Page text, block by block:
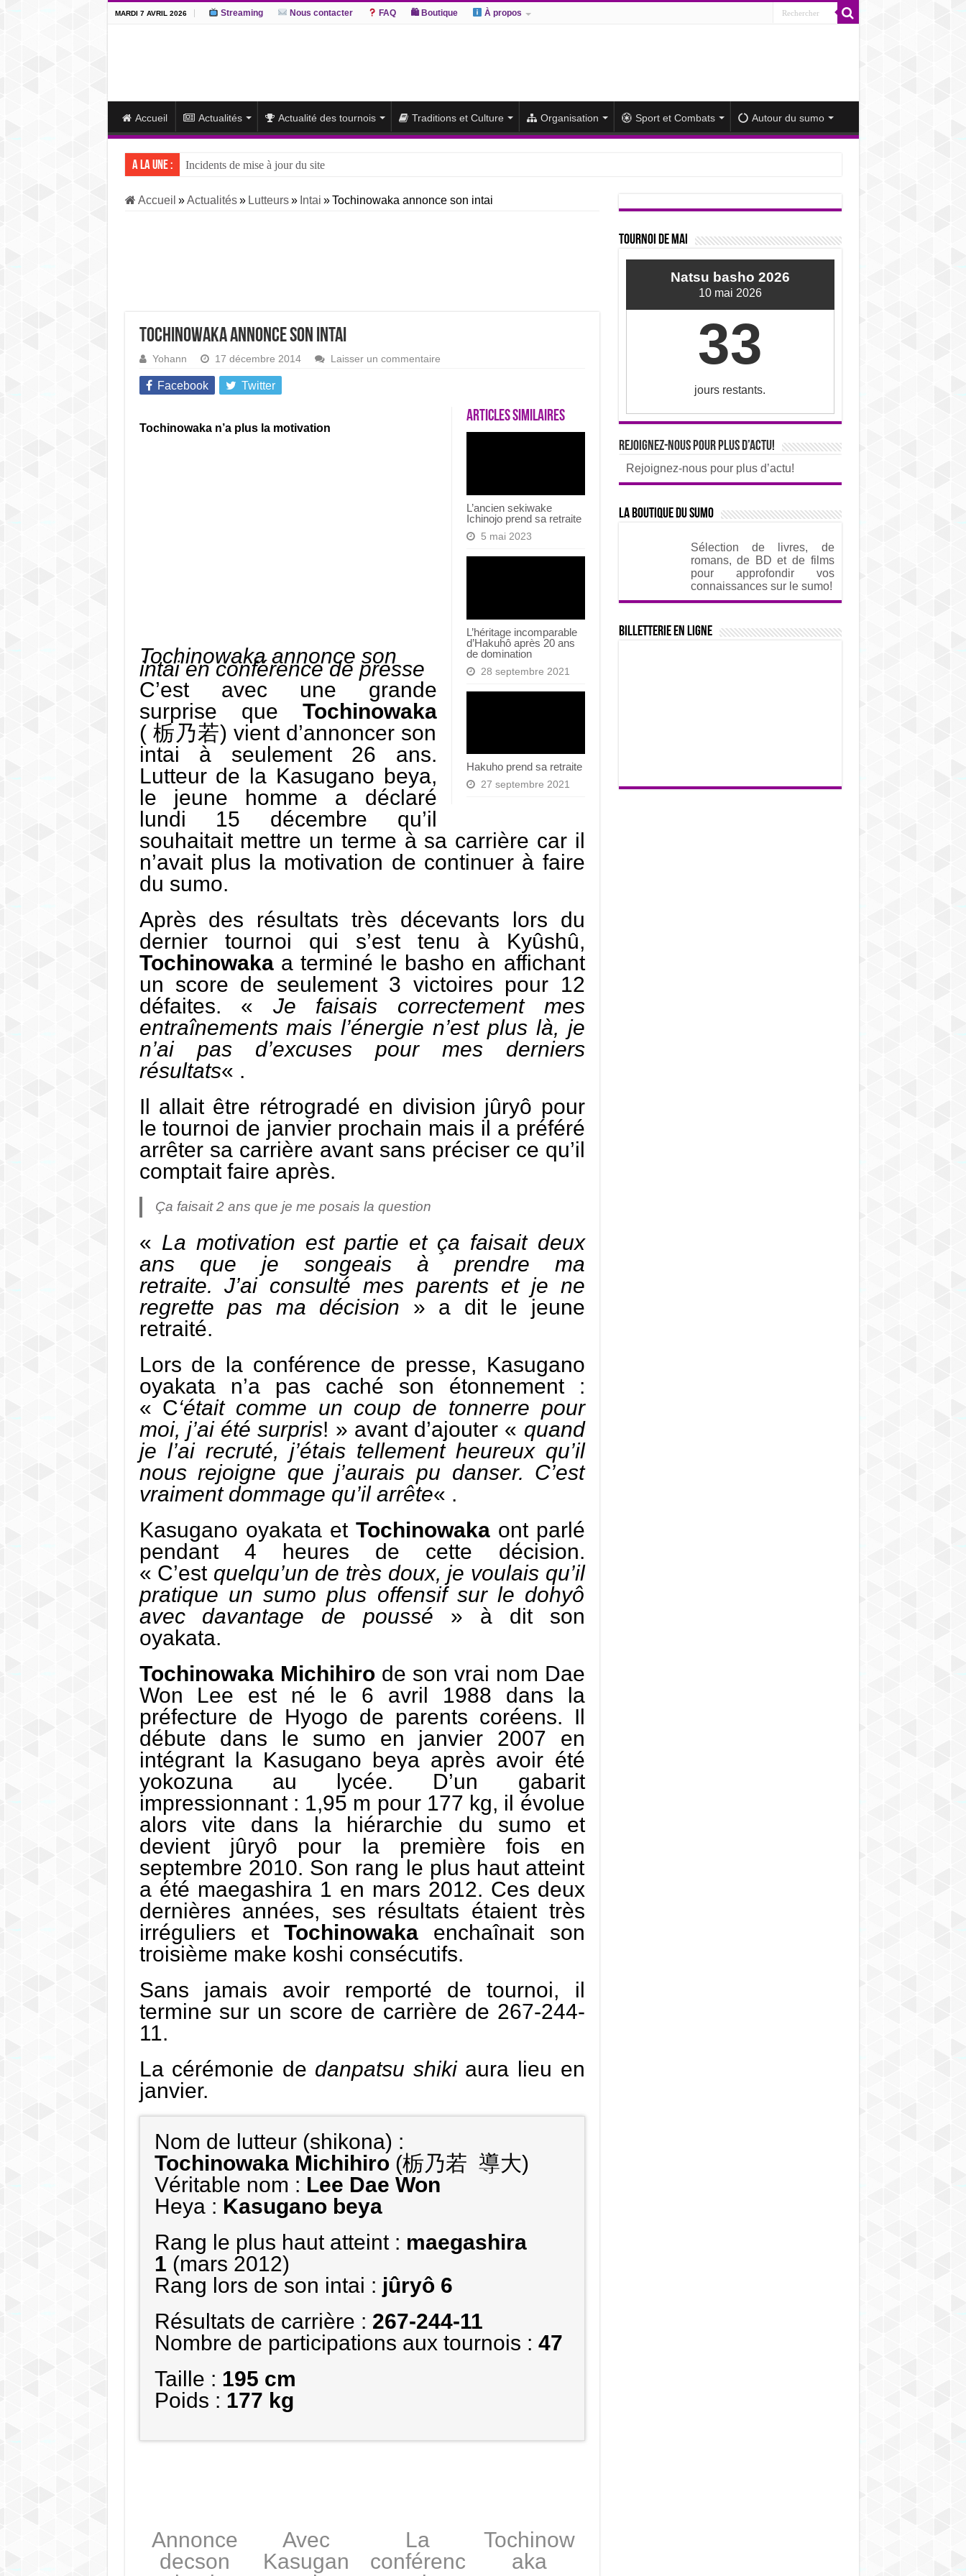
MARDI 7 AVRIL 2026 Streaming Nous contacter FAQ 🛍 Boutique À propos
Accueil Actualités Actualité des tournois Traditions et Culture Organisation Sport et Combats Autour du sumo
A la une :
Incidents de mise à jour du site
J13 – Aonishiki conserve la tête du classement et poursuit sa série de victoires face à un Hoshoryu diminué
Accueil » Actualités » Lutteurs » Intai » Tochinowaka annonce son intai
Tochinowaka annonce son intai
Yohann 17 décembre 2014 Laisser un commentaire
Facebook Twitter
Articles similaires
L’ancien sekiwake
Ichinojo prend sa retraite
5 mai 2023
L’héritage incomparable
d’Hakuhô après 20 ans
de domination
28 septembre 2021
Hakuho prend sa retraite
27 septembre 2021
Tochinowaka n’a plus la motivation
Tochinowaka annonce son
intai en conférence de presse
C’est avec une grande
surprise que Tochinowaka
( 栃乃若) vient d’annoncer son
intai à seulement 26 ans.
Lutteur de la Kasugano beya,
le jeune homme a déclaré
lundi 15 décembre qu’il
souhaitait mettre un terme à sa carrière car il
n’avait plus la motivation de continuer à faire
du sumo.
Après des résultats très décevants lors du
dernier tournoi qui s’est tenu à Kyûshû,
Tochinowakaa terminé le basho en affichant
un score de seulement 3 victoires pour 12
défaites. « Je faisais correctement mes
entraînements mais l’énergie n’est plus là, je
n’ai pas d’excuses pour mes derniers
résultats« .
Il allait être rétrogradé en division jûryô pour
le tournoi de janvier prochain mais il a préféré
arrêter sa carrière avant sans préciser ce qu’il
comptait faire après.
Ça faisait 2 ans que je me posais la question
« La motivation est partie et ça faisait deux
ans que je songeais à prendre ma
retraite. J’ai consulté mes parents et je ne
regrette pas ma décision » a dit le jeune
retraité.
Lors de la conférence de presse, Kasugano
oyakata n’a pas caché son étonnement :
« C‘était comme un coup de tonnerre pour
moi, j’ai été surpris! » avant d’ajouter « quand
je l’ai recruté, j’étais tellement heureux qu’il
nous rejoigne que j’aurais pu danser. C’est
vraiment dommage qu’il arrête« .
Kasugano oyakata et Tochinowakaont parlé
pendant 4 heures de cette décision.
« C’est quelqu’un de très doux, je voulais qu’il
pratique un sumo plus offensif sur le dohyô
avec davantage de poussé » à dit son
oyakata.
Tochinowaka Michihirode son vrai nom Dae
Won Lee est né le 6 avril 1988 dans la
préfecture de Hyogo de parents coréens. Il
débute dans le sumo en janvier 2007 en
intégrant la Kasugano beya après avoir été
yokozuna au lycée. D’un gabarit
impressionnant : 1,95 m pour 177 kg, il évolue
alors vite dans la hiérarchie du sumo et
devient jûryô pour la première fois en
septembre 2010. Son rang le plus haut atteint
a été maegashira 1 en mars 2012. Ces deux
dernières années, ses résultats étaient très
irréguliers et Tochinowaka enchaînait son
troisième make koshi consécutifs.
Sans jamais avoir remporté de tournoi, il
termine sur un score de carrière de 267-244-
11.
La cérémonie de danpatsu shikiaura lieu en
janvier.
Nom de lutteur (shikona) :
Tochinowaka Michihiro (栃乃若 導大)
Véritable nom : Lee Dae Won
Heya : Kasugano beya
Rang le plus haut atteint : maegashira
1 (mars 2012)
Rang lors de son intai : jûryô 6
Résultats de carrière : 267-244-11
Nombre de participations aux tournois : 47
Taille : 195 cm
Poids : 177 kg
Annonce
decson
Avec
Kasugan
La
conférenc
Tochinow
aka
Tournoi de mai
Natsu basho 2026
10 mai 2026
33
jours restants.
Rejoignez-nous pour plus d’actu!
Rejoignez-nous pour plus d’actu!
La boutique du sumo
Sélection de livres, de
romans, de BD et de films
pour approfondir vos
connaissances sur le sumo!
Billetterie en ligne